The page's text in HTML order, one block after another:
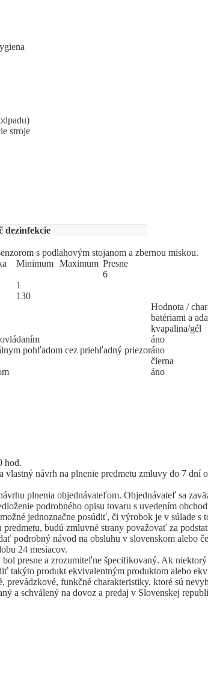
stroje
dezinfekcie
s podlahovým stojanom a zbernou miskou.
Mi­ni­mum Ma­xi­mum Pres­ne
6
1
130
Hodnota /
batériami a
kvapalina/gél
áno
pohľadom cez priehľadný priezoráno
čierna
áno
hod.
návrh na plnenie predmetu zmluvy do 7
plnenia objednávateľom. Objednávateľ sa
podrobného opisu tovaru s uvedením
jednoznačne posúdiť, či výrobok je v súlade
budú zmluvné strany považovať za
podrobný návod na obsluhu v slovenskom alebo
24 mesiacov.
presne a zrozumiteľne špecifikovaný. Ak
takýto produkt ekvivalentným produktom alebo
funkčné charakteristiky, ktoré sú
a schválený na dovoz a predaj v Slovenskej